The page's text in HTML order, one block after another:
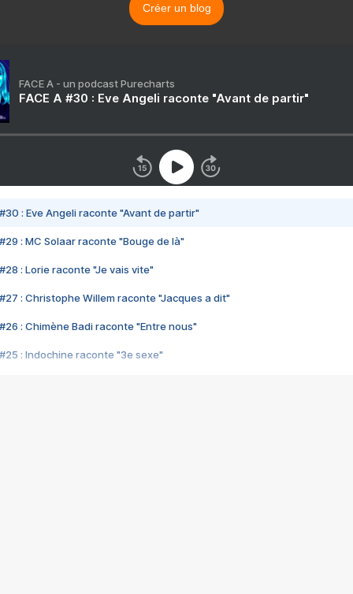
Créer un blog
FACE A - un podcast Purecharts
FACE A #30 : Eve Angeli raconte "Avant de partir"
#30 : Eve Angeli raconte "Avant de partir"
#29 : MC Solaar raconte "Bouge de là"
#28 : Lorie raconte "Je vais vite"
#27 : Christophe Willem raconte "Jacques a dit"
#26 : Chimène Badi raconte "Entre nous"
#25 : Indochine raconte "3e sexe"